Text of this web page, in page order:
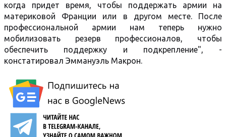
когда придет время, чтобы поддержать армии на
материковой Франции или в другом месте. После
профессиональной армии нам теперь нужно
мобилизовать резерв профессионалов, чтобы
обеспечить поддержку и подкрепление", -
констатировал Эммануэль Макрон.